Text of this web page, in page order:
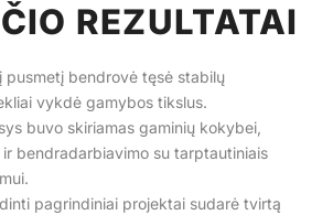
REZULTATAI
pusmetį bendrovė tęsė stabilų
vykdė gamybos tikslus.
buvo skiriamas gaminių kokybei,
bendradarbiavimo su tarptautiniais
pagrindiniai projektai sudarė tvirtą